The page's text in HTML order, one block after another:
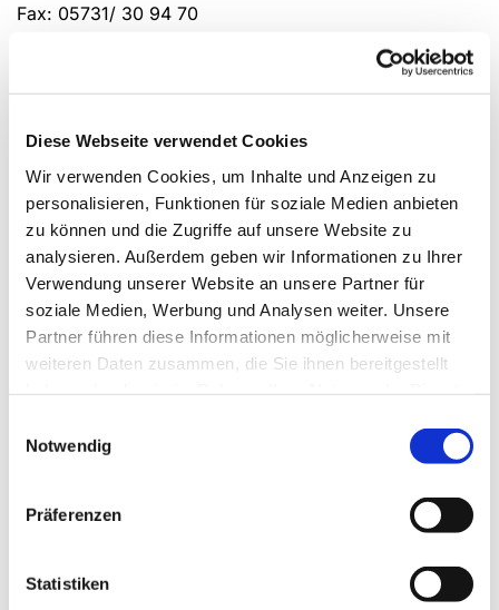
Diese Webseite verwendet Cookies
Wir verwenden Cookies, um Inhalte und Anzeigen zu
personalisieren, Funktionen für soziale Medien anbieten
zu können und die Zugriffe auf unsere Website zu
analysieren. Außerdem geben wir Informationen zu Ihrer
Verwendung unserer Website an unsere Partner für
soziale Medien, Werbung und Analysen weiter. Unsere
Partner führen diese Informationen möglicherweise mit
weiteren Daten zusammen, die Sie ihnen bereitgestellt
Notwendig
Präferenzen
Statistiken
Fax: 05731/ 30 94 70
Internet (einschließlich Chat- und Mailberatung):
http://www.telefonseelsorge-ostwestfalen.de/
Einen interessanten Einblick in die Arbeit bieten auch
Jahresbroschüren
Nachlese 2016, die ebenfalls das Thema
psychische Erkrankungen einschließlich der
Depression intensiv behandelt.
Nachlese 2013,
Nachlese 2012
Ebenfalls wichtig unsere Flyer zu den Themen:
2015 gibt und dann das Thema TelefonSeelsorge